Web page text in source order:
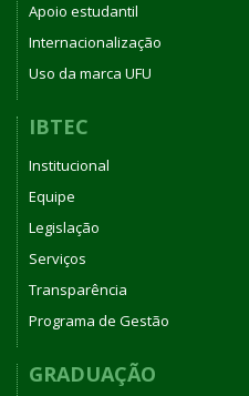
Apoio estudantil
Internacionalização
Uso da marca UFU
IBTEC
Institucional
Equipe
Legislação
Serviços
Transparência
Programa de Gestão
GRADUAÇÃO